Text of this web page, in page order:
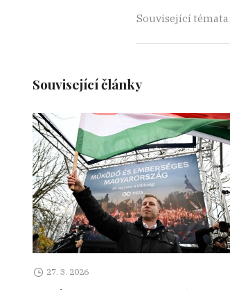
Související témata:
Související články
27. 3. 2026